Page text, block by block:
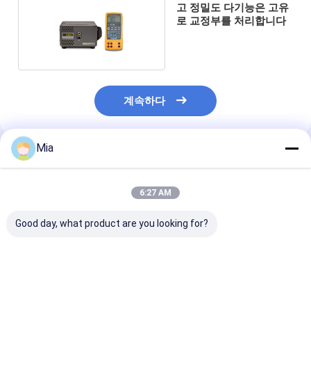
고 정밀도 다기능은 고유
로 교정부를 처리합니다
계속하다
추천된 제품
Mia
6:27 AM
Good day, what product are you looking for?